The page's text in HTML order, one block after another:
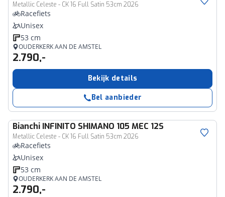
Metallic Celeste - CK 16 Full Satin 53cm 2026
Racefiets
Unisex
53 cm
OUDERKERK AAN DE AMSTEL
2.790,-
Bekijk details
Bel aanbieder
Bianchi INFINITO SHIMANO 105 MEC 12S
Metallic Celeste - CK 16 Full Satin 53cm 2026
Racefiets
Unisex
53 cm
OUDERKERK AAN DE AMSTEL
2.790,-